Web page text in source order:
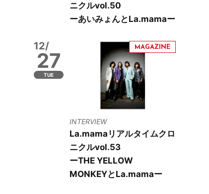
ニクルvol.50
ーあいみょんとLa.mamaー
12/
27
TUE
INTERVIEW
La.mamaリアルタイムクロ
ニクルvol.53
ーTHE YELLOW
MONKEYとLa.mamaー